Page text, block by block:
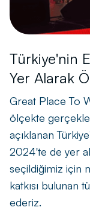
Türkiye'nin
Yer Alarak
Great Place To
ölçekte
açıklanan
2024'te de yer
seçildiğimiz için
katkısı bulunan
ederiz.